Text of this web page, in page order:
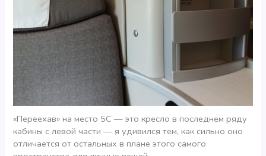
«Переехав» на место 5С — это кресло в последнем ряду
кабины с левой части — я удивился тем, как сильно оно
отличается от остальных в плане этого самого